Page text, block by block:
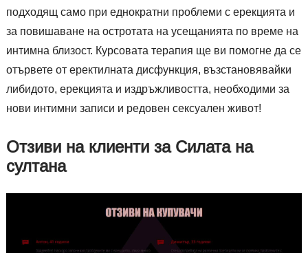
подходящ само при еднократни проблеми с ерекцията и
за повишаване на остротата на усещанията по време на
интимна близост. Курсовата терапия ще ви помогне да се
отървете от еректилната дисфункция, възстановявайки
либидото, ерекцията и издръжливостта, необходими за
нови интимни записи и редовен сексуален живот!
Отзиви на клиенти за Силата на
султана